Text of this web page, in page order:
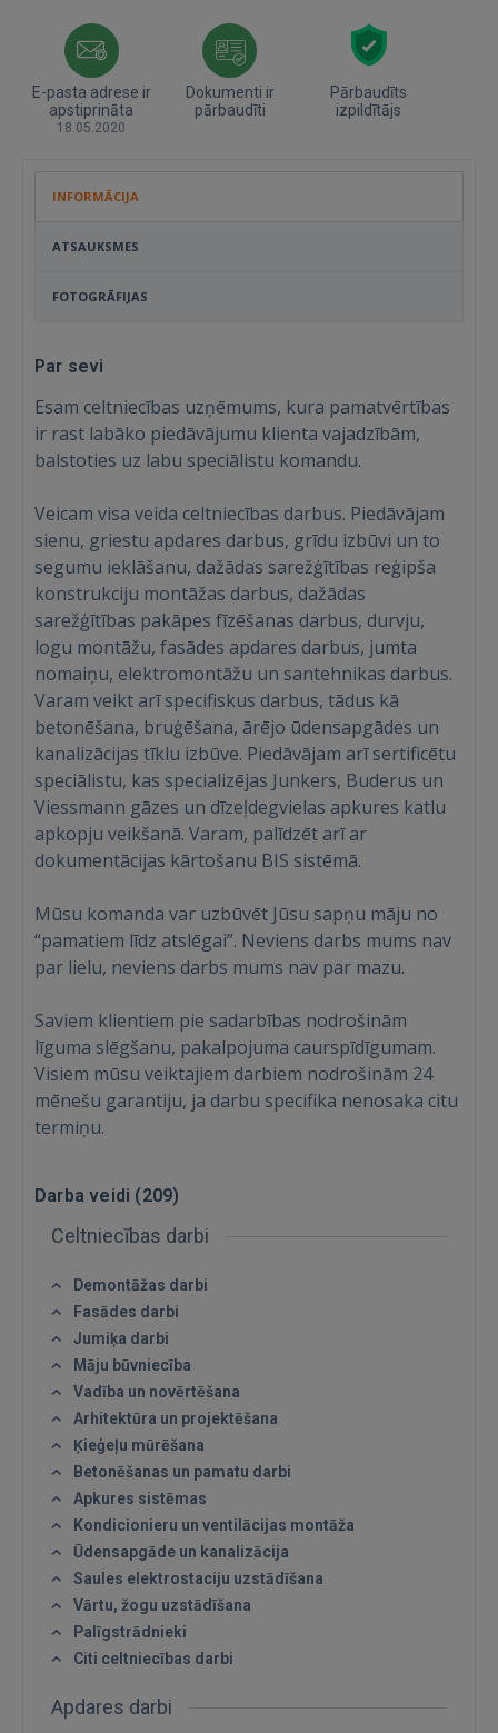
Ienākt
E-pasta adrese ir
apstiprināta
18.05.2020
Dokumenti ir
pārbaudīti
Pārbaudīts
izpildītājs
INFORMĀCIJA
ATSAUKSMES
FOTOGRĀFIJAS
Par sevi
Esam celtniecības uzņēmums, kura pamatvērtības
ir rast labāko piedāvājumu klienta vajadzībām,
balstoties uz labu speciālistu komandu.
Veicam visa veida celtniecības darbus. Piedāvājam
sienu, griestu apdares darbus, grīdu izbūvi un to
segumu ieklāšanu, dažādas sarežģītības reģipša
konstrukciju montāžas darbus, dažādas
sarežģītības pakāpes fīzēšanas darbus, durvju,
logu montāžu, fasādes apdares darbus, jumta
nomaiņu, elektromontāžu un santehnikas darbus.
Varam veikt arī specifiskus darbus, tādus kā
betonēšana, bruģēšana, ārējo ūdensapgādes un
kanalizācijas tīklu izbūve. Piedāvājam arī sertificētu
speciālistu, kas specializējas Junkers, Buderus un
Viessmann gāzes un dīzeļdegvielas apkures katlu
apkopju veikšanā. Varam, palīdzēt arī ar
dokumentācijas kārtošanu BIS sistēmā.
Mūsu komanda var uzbūvēt Jūsu sapņu māju no
“pamatiem līdz atslēgai”. Neviens darbs mums nav
par lielu, neviens darbs mums nav par mazu.
Saviem klientiem pie sadarbības nodrošinām
līguma slēgšanu, pakalpojuma caurspīdīgumam.
Visiem mūsu veiktajiem darbiem nodrošinām 24
mēnešu garantiju, ja darbu specifika nenosaka citu
termiņu.
Darba veidi (209)
Celtniecības darbi
Demontāžas darbi
Fasādes darbi
Jumiķa darbi
Māju būvniecība
Vadība un novērtēšana
Arhitektūra un projektēšana
Ķieģeļu mūrēšana
Betonēšanas un pamatu darbi
Apkures sistēmas
Kondicionieru un ventilācijas montāža
Ūdensapgāde un kanalizācija
Saules elektrostaciju uzstādīšana
Vārtu, žogu uzstādīšana
Palīgstrādnieki
Citi celtniecības darbi
Apdares darbi